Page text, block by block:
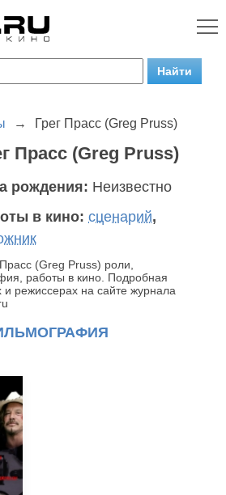
→ Грег Прасс (Greg Pruss)
Прасс (Greg Pruss)
рождения: Неизвестно
в кино: сценарий,
(Greg Pruss) роли,
работы в кино. Подробная
режиссерах на сайте журнала